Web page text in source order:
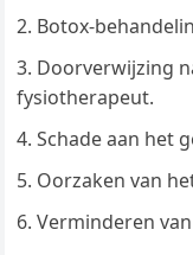
Botox-
Doorverwijzing
fysiotherapeut.
Schade aan het
Oorzaken van
Verminderen